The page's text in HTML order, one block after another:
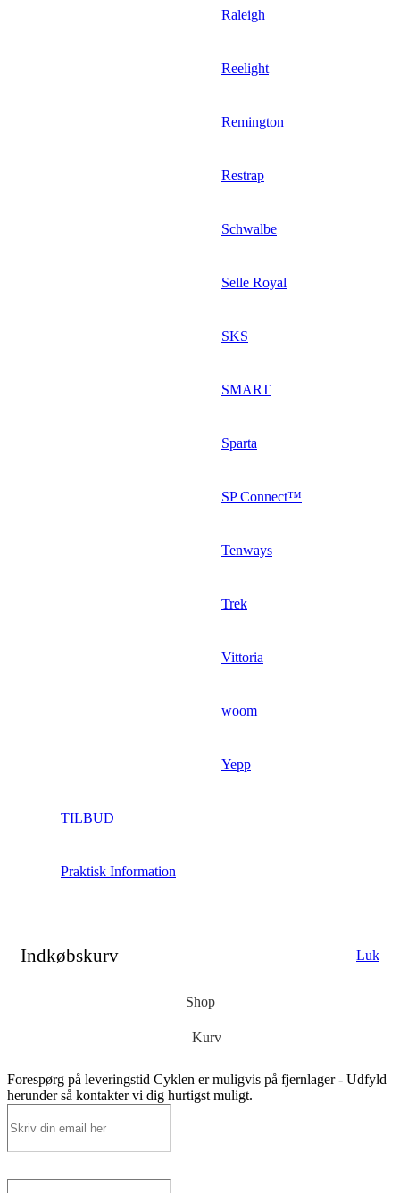
Raleigh
Reelight
Remington
Restrap
Schwalbe
Selle Royal
SKS
SMART
Sparta
SP Connect™
Tenways
Trek
Vittoria
woom
Yepp
TILBUD
Praktisk Information
Indkøbskurv Luk
Shop
Kurv
Forespørg på leveringstid Cyklen er muligvis på fjernlager - Udfyld
herunder så kontakter vi dig hurtigst muligt.